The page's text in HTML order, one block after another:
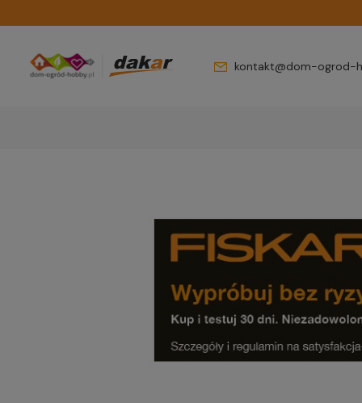
kontakt@dom-ogrod-